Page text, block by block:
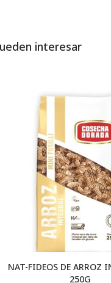
interesar
NAT-FIDEOS DE ARROZ
250G